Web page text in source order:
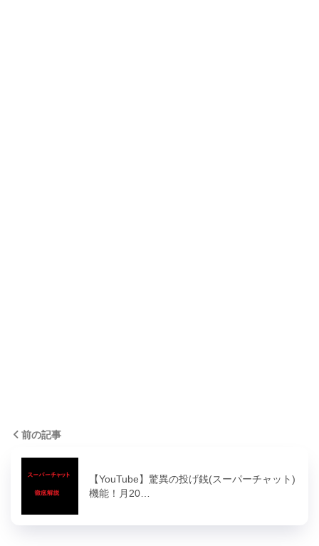
前の記事
【YouTube】驚異の投げ銭(スーパーチャット)
機能！月20…